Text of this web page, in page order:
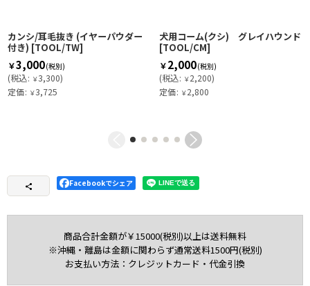
カンシ/耳毛抜き (イヤーパウダー
付き) [TOOL/TW]
￥3,000(税別)
(税込: ￥3,300)
定価: ￥3,725
犬用コーム(クシ) グレイハウンド
[TOOL/CM]
￥2,000(税別)
(税込: ￥2,200)
定価: ￥2,800
Facebookでシェア
商品合計金額が￥15000(税別)以上は送料無料
※沖縄・離島は金額に関わらず通常送料1500円(税別)
お支払い方法：クレジットカード・代金引換